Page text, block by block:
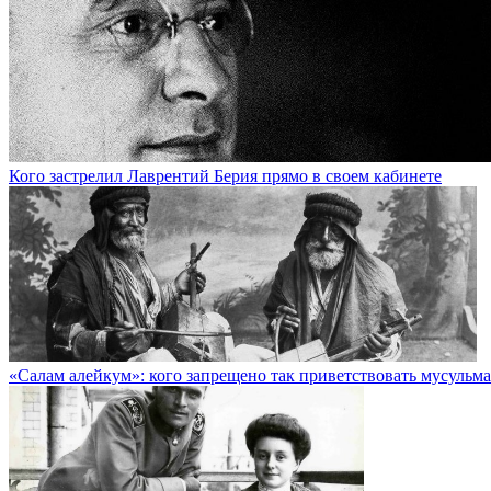
Кого застрелил Лаврентий Берия прямо в своем кабинете
«Салам алейкум»: кого запрещено так приветствовать